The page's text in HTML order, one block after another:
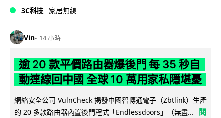
3C科技 家居無線
Vin 14 小時
逾 20 款平價路由器爆後門 每 35 秒自
動連線回中國 全球 10 萬用家私隱堪憂
網絡安全公司 VulnCheck 揭發中國智博通電子（Zbtlink）生產
的 20 多款路由器內置後門程式「Endlessdoors」（無盡...
閱